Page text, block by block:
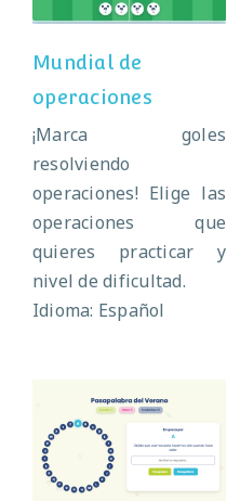
Mundial de
operaciones
¡Marca goles
resolviendo
operaciones! Elige las
operaciones que
quieres practicar y
nivel de dificultad.
Idioma: Español
Pasapalabra del
verano